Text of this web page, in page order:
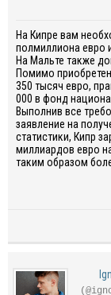
На Кипре вам
полмиллиона евро
На Мальте также
Помимо
350 тысяч евро,
000 в фонд
Выполнив все
заявление на
статистики, Кипр
миллиардов евро
таким образом